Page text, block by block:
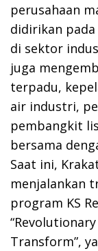
perusahaan
didirikan pada
di sektor
juga
terpadu,
air industri,
pembangkit
bersama
Saat ini,
menjalankan
program KS
Transform”,